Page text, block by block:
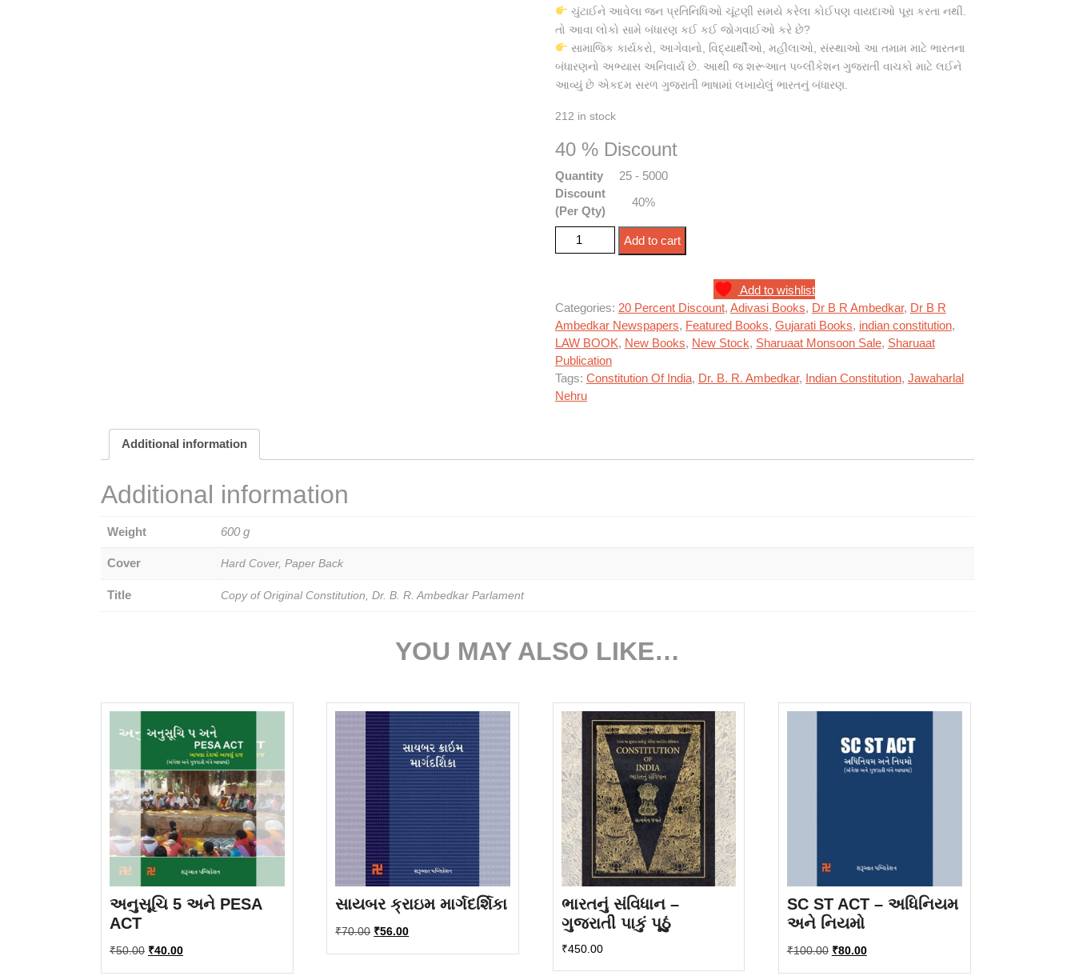
ચુંટાઈને આવેલા જન પ્રતિનિધિઓ ચૂંટણી સમયે કરેલા કોઈપણ વાયદાઓ પૂરા કરતા નથી.
તો આવા લોકો સામે બંધારણ કઈ કઈ જોગવાઈઓ કરે છે?
સામાજિક કાર્યકરો, આગેવાનો, વિદ્યાર્થીઓ, મહીલાઓ, સંસ્થાઓ આ તમામ માટે ભારતના
બંધારણનો અભ્યાસ અનિવાર્ય છે. આથી જ શરૂઆત પબ્લીકેશન ગુજરાતી વાચકો માટે લઈને
આવ્યું છે એકદમ સરળ ગુજરાતી ભાષામાં લખાયેલું ભારતનું બંધારણ.
212 in stock
40 % Discount
Quantity
25 - 5000
Discount
(Per Qty)
40%
ભારતનું સંવિધાન - ગુજરાતી બાબાસાહેબ ફોટો quantity
Add to cart
Add to wishlist
Categories: 20 Percent Discount, Adivasi Books, Dr B R Ambedkar, Dr B R
Ambedkar Newspapers, Featured Books, Gujarati Books, indian constitution,
LAW BOOK, New Books, New Stock, Sharuaat Monsoon Sale, Sharuaat
Publication
Tags: Constitution Of India, Dr. B. R. Ambedkar, Indian Constitution, Jawaharlal
Nehru
Additional information
Additional information
Weight 600 g
Cover Hard Cover, Paper Back
Title Copy of Original Constitution, Dr. B. R. Ambedkar Parlament
YOU MAY ALSO LIKE…
અનુસૂચિ 5 અને PESA
ACT
₹50.00 Original
₹40.00Current
સાયબર ક્રાઇમ માર્ગદર્શિકા
₹70.00 Original
was:
₹56.00Current
is:
ભારતનું સંવિધાન –
ગુજરાતી પાકું પૂઠું
₹450.00
SC ST ACT – અધિનિયમ
અને નિયમો
₹100.00 Original
₹80.00Current